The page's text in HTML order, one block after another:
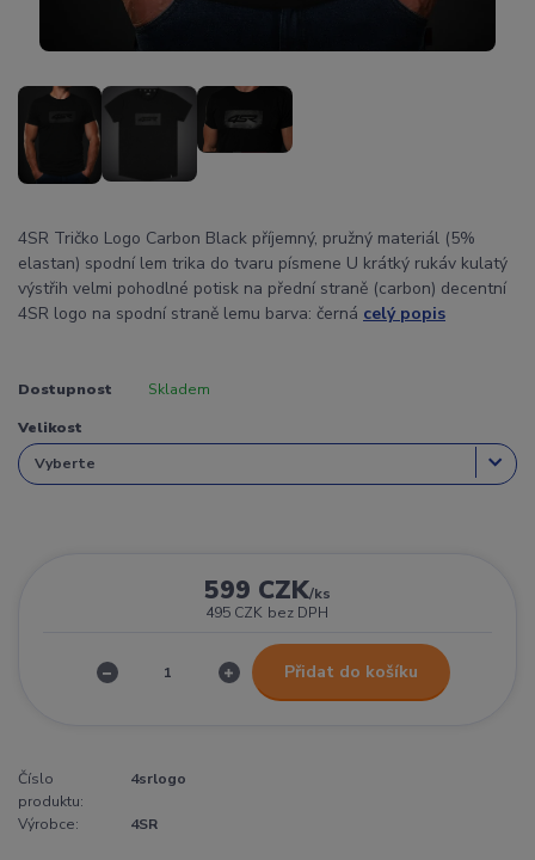
4SR Tričko Logo Carbon Black příjemný, pružný materiál (5%
elastan) spodní lem trika do tvaru písmene U krátký rukáv kulatý
výstřih velmi pohodlné potisk na přední straně (carbon) decentní
4SR logo na spodní straně lemu barva: černá celý popis
Dostupnost Skladem
Velikost
599 CZK/ks
495 CZK bez DPH
Přidat do košíku
Číslo
produktu:
4srlogo
Výrobce: 4SR